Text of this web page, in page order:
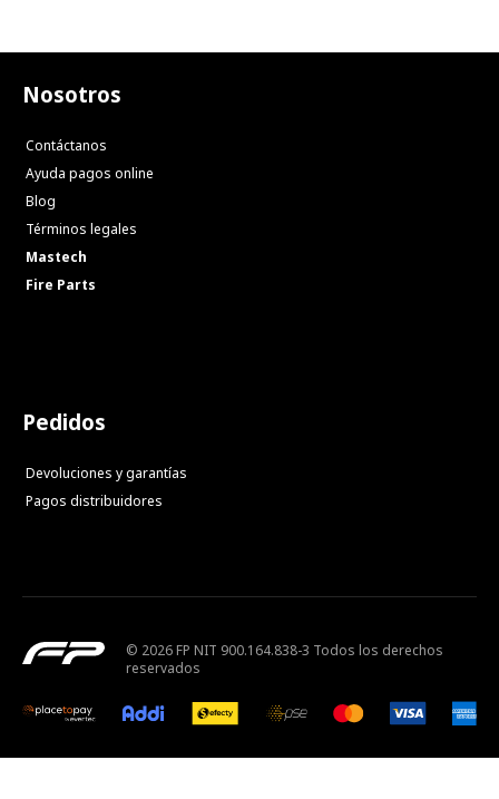
Nosotros
Contáctanos
Ayuda pagos online
Blog
Términos legales
Mastech
Fire Parts
Pedidos
Devoluciones y garantías
Pagos distribuidores
© 2026 FP NIT 900.164.838-3 Todos los derechos
reservados